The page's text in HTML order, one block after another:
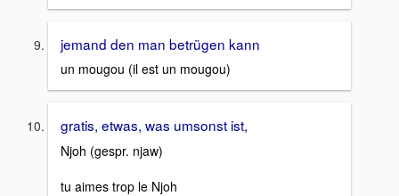
jemand den man betrügen kann
un mougou (il est un mougou)
gratis, etwas, was umsonst ist,
Njoh (gespr. njaw)
tu aimes trop le Njoh